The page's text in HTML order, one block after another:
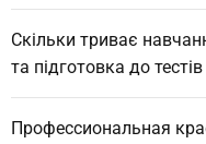
Скільки триває
та підготовка до
Профессиональная